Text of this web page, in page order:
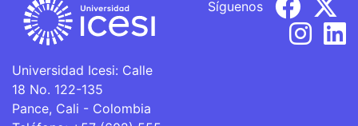
Universidad Icesi: Calle
18 No. 122-135
Pance, Cali - Colombia
Síguenos